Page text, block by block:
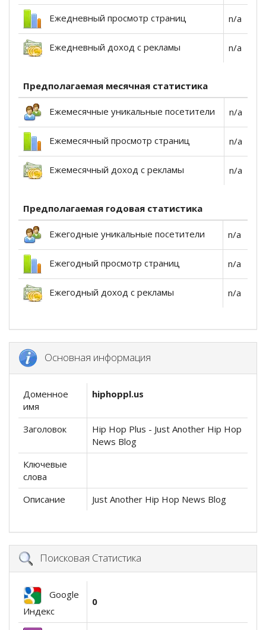
Ежедневный просмотр страниц n/a
Ежедневный доход с рекламы n/a
Предполагаемая месячная статистика
Ежемесячные уникальные посетители n/a
Ежемесячный просмотр страниц n/a
Ежемесячный доход с рекламы n/a
Предполагаемая годовая статистика
Ежегодные уникальные посетители n/a
Ежегодный просмотр страниц n/a
Ежегодный доход с рекламы n/a
Основная информация
Доменное
имя
hiphoppl.us
Заголовок
Hip Hop Plus - Just Another Hip Hop
News Blog
Ключевые
слова
Описание
Just Another Hip Hop News Blog
Поисковая Статистика
Google
Индекс
0